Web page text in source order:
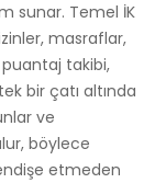
sunar. Temel İK
masraflar,
takibi,
bir çatı altında
ve
böylece
etmeden